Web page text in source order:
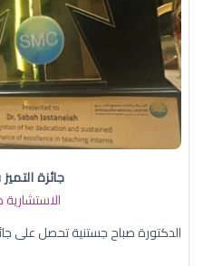
جائزة
الدكتورة صباح جستنية تحصل على